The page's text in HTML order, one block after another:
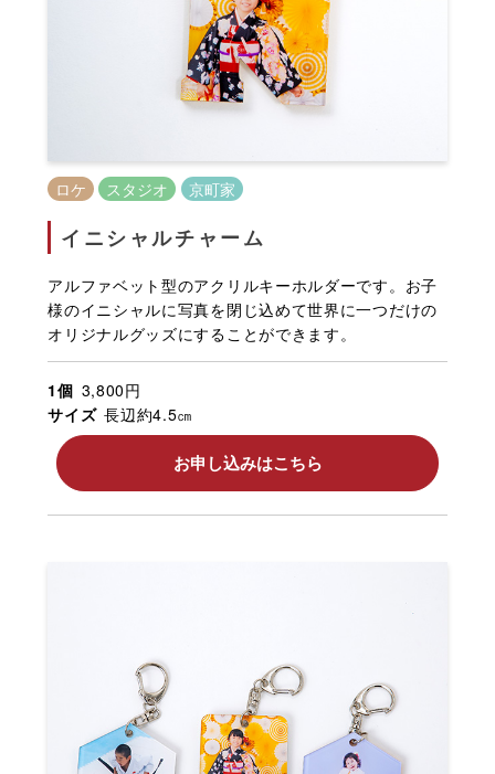
ロケ スタジオ 京町家
イニシャルチャーム
アルファベット型のアクリルキーホルダーです。お子
様のイニシャルに写真を閉じ込めて世界に一つだけの
オリジナルグッズにすることができます。
1個 3,800円
サイズ 長辺約4.5㎝
お申し込みはこちら